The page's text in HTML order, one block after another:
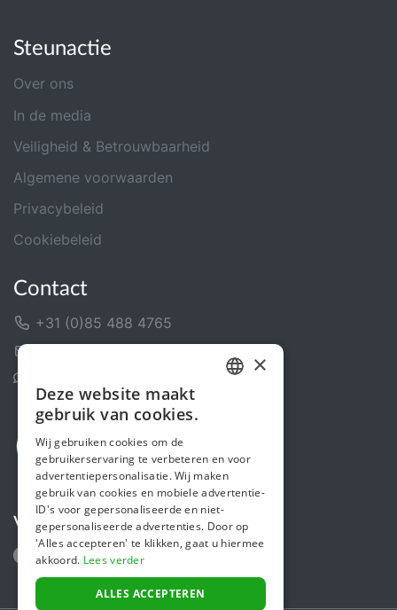
Steunactie
Over ons
In de media
Veiligheid & Betrouwbaarheid
Algemene voorwaarden
Privacybeleid
Cookiebeleid
Contact
+31 (0)85 488 4765
Volg ons
ENGLISH
×
Deze website maakt
gebruik van cookies.
Wij gebruiken cookies om de
gebruikerservaring te verbeteren en voor
advertentiepersonalisatie. Wij maken
gebruik van cookies en mobiele advertentie-
ID's voor gepersonaliseerde en niet-
gepersonaliseerde advertenties. Door op
'Alles accepteren' te klikken, gaat u hiermee
akkoord. Lees verder
ALLES ACCEPTEREN